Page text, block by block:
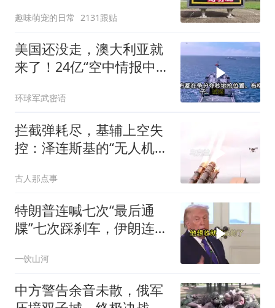
趣味萌宠的日常 2131跟贴
美国还没走，澳大利亚就
来了！24亿“空中情报中
环球军武密语
拦截弹耗尽，基辅上空失
控：泽连斯基的“无人机神
古人那点事
特朗普连喊七次“最后通
牒”七次踩刹车，伊朗连谈
谁看
一饮山河
中方警告余音未散，俄军